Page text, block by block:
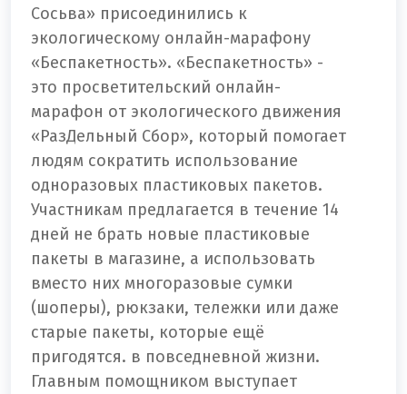
Сосьва» присоединились к
экологическому онлайн-марафону
«Беспакетность». «Беспакетность» -
это просветительский онлайн-
марафон от экологического движения
«РазДельный Сбор», который помогает
людям сократить использование
одноразовых пластиковых пакетов.
Участникам предлагается в течение 14
дней не брать новые пластиковые
пакеты в магазине, а использовать
вместо них многоразовые сумки
(шоперы), рюкзаки, тележки или даже
старые пакеты, которые ещё
пригодятся. в повседневной жизни.
Главным помощником выступает